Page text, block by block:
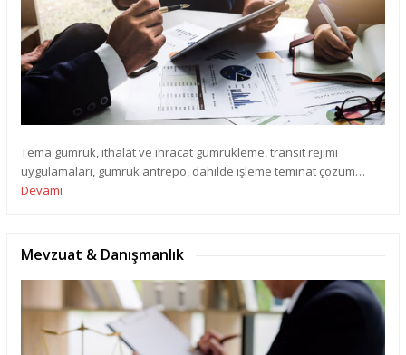
Tema gümrük, ithalat ve ihracat gümrükleme, transit rejimi
uygulamaları, gümrük antrepo, dahilde işleme teminat çözüm…
Devamı
Mevzuat & Danışmanlık